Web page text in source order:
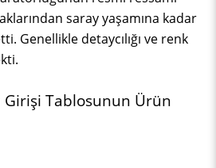
saray yaşamına kadar
Genellikle detaycılığı ve renk
Tablosunun Ürün